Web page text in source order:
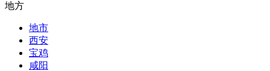
地方
地市
西安
宝鸡
咸阳